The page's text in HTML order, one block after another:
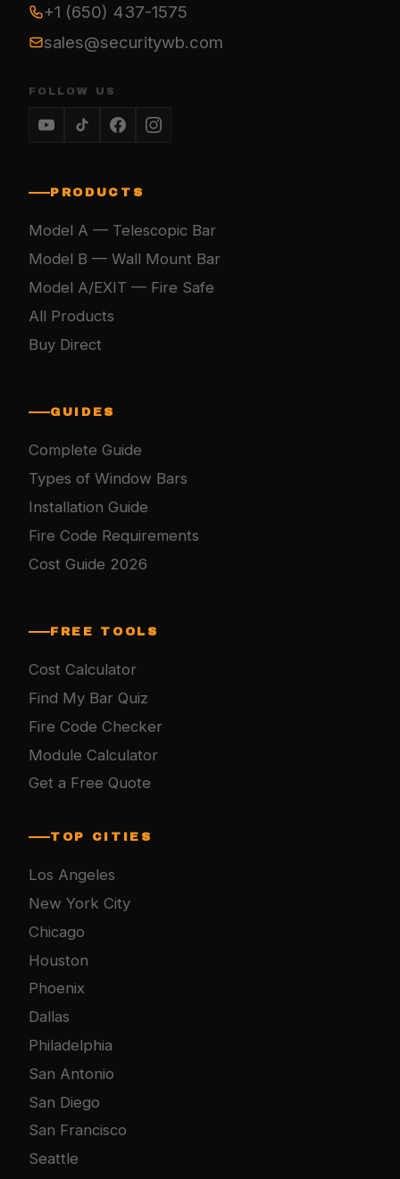
+1 (650) 437-1575
sales@securitywb.com
FOLLOW US
PRODUCTS
Model A — Telescopic Bar
Model B — Wall Mount Bar
Model A/EXIT — Fire Safe
All Products
Buy Direct
GUIDES
Complete Guide
Types of Window Bars
Installation Guide
Fire Code Requirements
Cost Guide 2026
FREE TOOLS
Cost Calculator
Find My Bar Quiz
Fire Code Checker
Module Calculator
Get a Free Quote
TOP CITIES
Los Angeles
New York City
Chicago
Houston
Phoenix
Dallas
Philadelphia
San Antonio
San Diego
San Francisco
Seattle